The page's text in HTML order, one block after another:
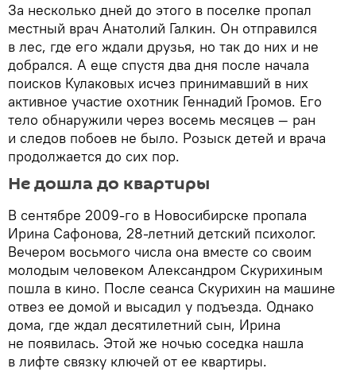
За несколько дней до этого в поселке пропал
местный врач Анатолий Галкин. Он отправился
в лес, где его ждали друзья, но так до них и не
добрался. А еще спустя два дня после начала
поисков Кулаковых исчез принимавший в них
активное участие охотник Геннадий Громов. Его
тело обнаружили через восемь месяцев — ран
и следов побоев не было. Розыск детей и врача
продолжается до сих пор.
Не дошла до квартиры
В сентябре 2009-го в Новосибирске пропала
Ирина Сафонова, 28-летний детский психолог.
Вечером восьмого числа она вместе со своим
молодым человеком Александром Скурихиным
пошла в кино. После сеанса Скурихин на машине
отвез ее домой и высадил у подъезда. Однако
дома, где ждал десятилетний сын, Ирина
не появилась. Этой же ночью соседка нашла
в лифте связку ключей от ее квартиры.